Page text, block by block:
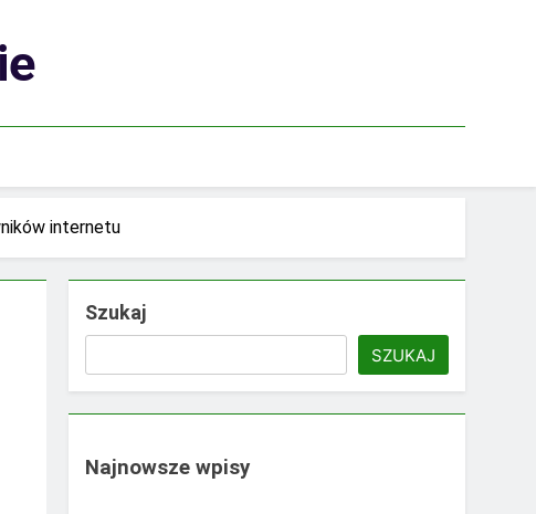
internetu
Szukaj
SZUKAJ
Najnowsze wpisy